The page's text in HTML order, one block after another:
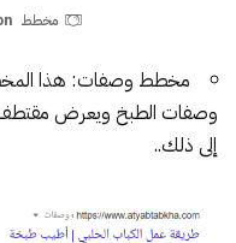
مخطط
مخطط وصفات: هذا
وصفات الطبخ ويعرض مقتطف
إلى ذلك..